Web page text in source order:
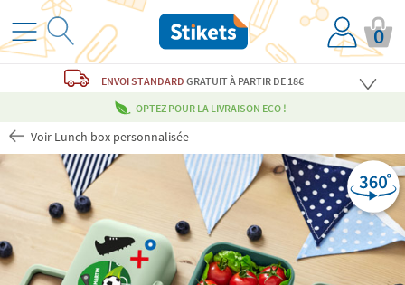
0
ENVOI STANDARDGRATUITÀ PARTIR DE 18€
OPTEZ POUR LA LIVRAISON ECO !
Voir Lunch box personnalisée